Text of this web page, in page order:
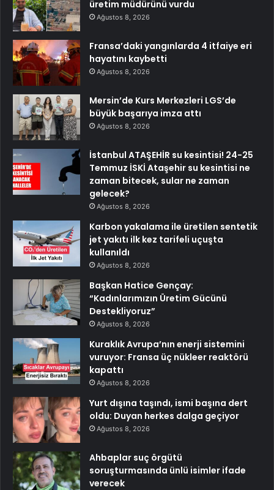
üretim müdürünü vurdu
Ağustos 8, 2026
Fransa’daki yangınlarda 4 itfaiye eri
hayatını kaybetti
Ağustos 8, 2026
Mersin’de Kurs Merkezleri LGS’de
büyük başarıya imza attı
Ağustos 8, 2026
İstanbul ATAŞEHİR su kesintisi! 24-25
Temmuz İSKİ Ataşehir su kesintisi ne
zaman bitecek, sular ne zaman
gelecek?
Ağustos 8, 2026
Karbon yakalama ile üretilen sentetik
jet yakıtı ilk kez tarifeli uçuşta
kullanıldı
Ağustos 8, 2026
Başkan Hatice Gençay:
“Kadınlarımızın Üretim Gücünü
Destekliyoruz”
Ağustos 8, 2026
Kuraklık Avrupa’nın enerji sistemini
vuruyor: Fransa üç nükleer reaktörü
kapattı
Ağustos 8, 2026
Yurt dışına taşındı, ismi başına dert
oldu: Duyan herkes dalga geçiyor
Ağustos 8, 2026
Ahbaplar suç örgütü
soruşturmasında ünlü isimler ifade
verecek